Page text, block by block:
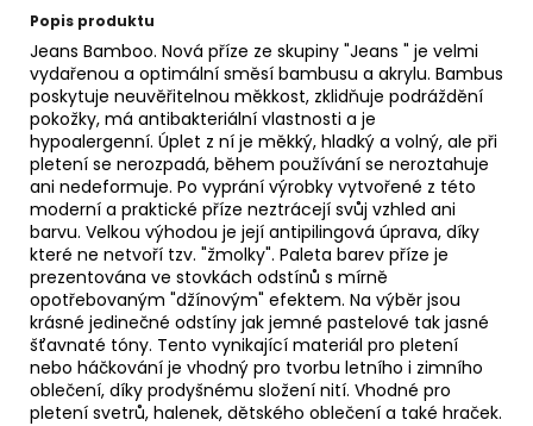
Popis produktu
Jeans Bamboo. Nová příze ze skupiny "Jeans " je velmi
vydařenou a optimální směsí bambusu a akrylu. Bambus
poskytuje neuvěřitelnou měkkost, zklidňuje podráždění
pokožky, má antibakteriální vlastnosti a je
hypoalergenní. Úplet z ní je měkký, hladký a volný, ale při
pletení se nerozpadá, během používání se neroztahuje
ani nedeformuje. Po vyprání výrobky vytvořené z této
moderní a praktické příze neztrácejí svůj vzhled ani
barvu. Velkou výhodou je její antipilingová úprava, díky
které ne netvoří tzv. "žmolky". Paleta barev příze je
prezentována ve stovkách odstínů s mírně
opotřebovaným "džínovým" efektem. Na výběr jsou
krásné jedinečné odstíny jak jemné pastelové tak jasné
šťavnaté tóny. Tento vynikající materiál pro pletení
nebo háčkování je vhodný pro tvorbu letního i zimního
oblečení, díky prodyšnému složení nití. Vhodné pro
pletení svetrů, halenek, dětského oblečení a také hraček.
DOLPHIN
BABY
80302
60
Kč